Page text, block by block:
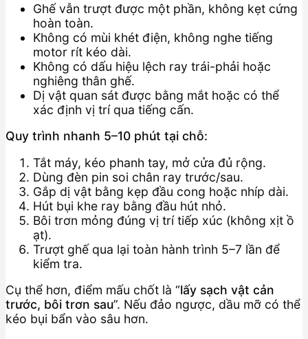
Ghế vẫn trượt được một phần, không kẹt cứng
hoàn toàn.
Không có mùi khét điện, không nghe tiếng
motor rít kéo dài.
Không có dấu hiệu lệch ray trái-phải hoặc
nghiêng thân ghế.
Dị vật quan sát được bằng mắt hoặc có thể
xác định vị trí qua tiếng cấn.
Quy trình nhanh 5–10 phút tại chỗ:
Tắt máy, kéo phanh tay, mở cửa đủ rộng.
Dùng đèn pin soi chân ray trước/sau.
Gắp dị vật bằng kẹp đầu cong hoặc nhíp dài.
Hút bụi khe ray bằng đầu hút nhỏ.
Bôi trơn mỏng đúng vị trí tiếp xúc (không xịt ồ
ạt).
Trượt ghế qua lại toàn hành trình 5–7 lần để
kiểm tra.
Cụ thể hơn, điểm mấu chốt là “lấy sạch vật cản
trước, bôi trơn sau”. Nếu đảo ngược, dầu mỡ có thể
kéo bụi bẩn vào sâu hơn.